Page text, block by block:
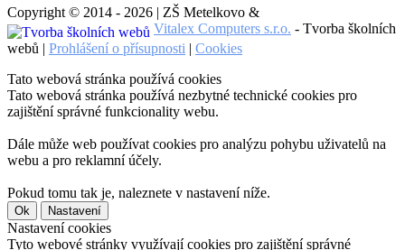
Copyright © 2014 - 2026 | ZŠ Metelkovo &
Vitalex Computers s.r.o. - Tvorba školních
webů | Prohlášení o přísupnosti | Cookies
Tato webová stránka používá cookies
Tato webová stránka používá nezbytné technické cookies pro
zajištění správné funkcionality webu.
Dále může web používat cookies pro analýzu pohybu uživatelů na
webu a pro reklamní účely.
Pokud tomu tak je, naleznete v nastavení níže.
Ok Nastavení
Nastavení cookies
Tyto webové stránky využívají cookies pro zajištění správné